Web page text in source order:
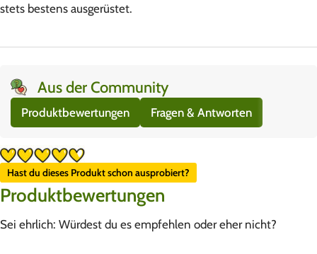
stets bestens ausgerüstet.
Aus der Community
Produktbewertungen Fragen & Antworten
Hast du dieses Produkt schon ausprobiert?
Produktbewertungen
Sei ehrlich: Würdest du es empfehlen oder eher nicht?